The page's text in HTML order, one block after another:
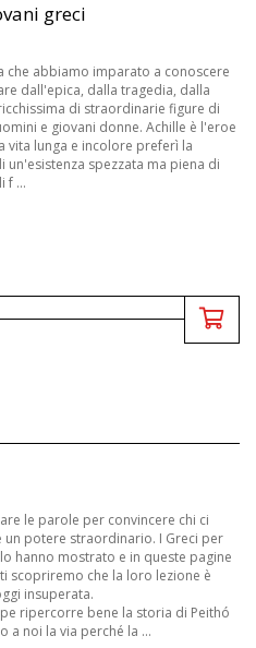
greci
che abbiamo imparato a conoscere
dall'epica, dalla tragedia, dalla
di straordinarie figure di
e giovani donne. Achille è l'eroe
vita lunga e incolore preferì la
un'esistenza spezzata ma piena di
f ...
le parole per convincere chi ci
un potere straordinario. I Greci per
hanno mostrato e in queste pagine
scopriremo che la loro lezione è
insuperata.
ripercorre bene la storia di Peithó
a noi la via perché la ...